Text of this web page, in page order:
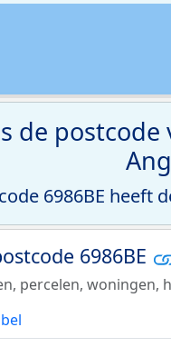
de postcode
6986BE heeft
6986BE
percelen, woningen,